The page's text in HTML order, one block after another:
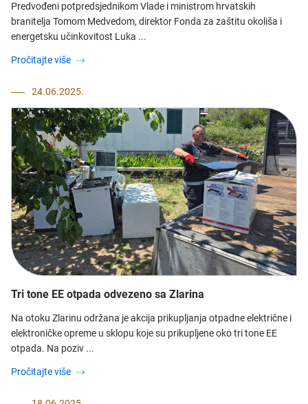
​Predvođeni potpredsjednikom Vlade i ministrom hrvatskih
branitelja Tomom Medvedom, direktor Fonda za zaštitu okoliša i
energetsku učinkovitost Luka ...
Pročitajte više
24.06.2025.
Tri tone EE otpada odvezeno sa Zlarina
Na otoku Zlarinu održana je akcija prikupljanja otpadne električne i
elektroničke opreme u sklopu koje su prikupljene oko tri tone EE
otpada. Na poziv ...
Pročitajte više